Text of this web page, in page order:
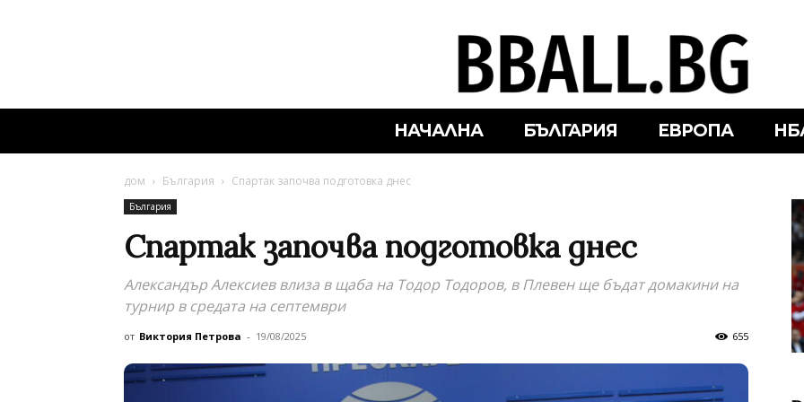
НАЧАЛНА БЪЛГАРИЯ ЕВРОПА
дом България Спартак започва подготовка днес
България
Спартак започва подготовка днес
Александър Алексиев влиза в щаба на Тодор Тодоров, в Плевен ще бъдат домакини на
турнир в средата на септември
от Виктория Петрова - 19/08/2025 655